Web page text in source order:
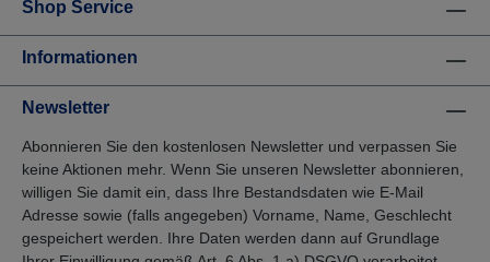
Shop Service
Informationen
Newsletter
Abonnieren Sie den kostenlosen Newsletter und verpassen Sie
keine Aktionen mehr. Wenn Sie unseren Newsletter abonnieren,
willigen Sie damit ein, dass Ihre Bestandsdaten wie E-Mail
Adresse sowie (falls angegeben) Vorname, Name, Geschlecht
gespeichert werden. Ihre Daten werden dann auf Grundlage